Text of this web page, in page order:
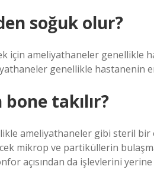
soğuk olur?
için ameliyathaneler genellikle
genellikle hastanenin
takılır?
ameliyathaneler gibi steril bir
mikrop ve partiküllerin
açısından da işlevlerini